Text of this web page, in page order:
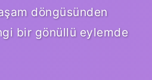
döngüsünden
bir gönüllü eylemde